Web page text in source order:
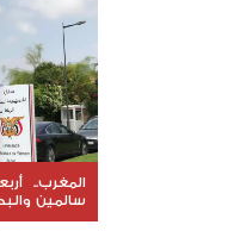
المغرب..
سالمين
مفقودين